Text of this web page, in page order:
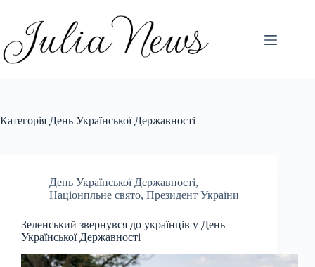
вмісту
Категорія День Української Державності
День Української Державності,
Націонпльне свято, Президент України
Зеленський звернувся до українців у День
Української Державності